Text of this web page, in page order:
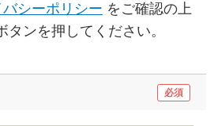
シーポリシー をご確認の上
タンを押してください。
必須